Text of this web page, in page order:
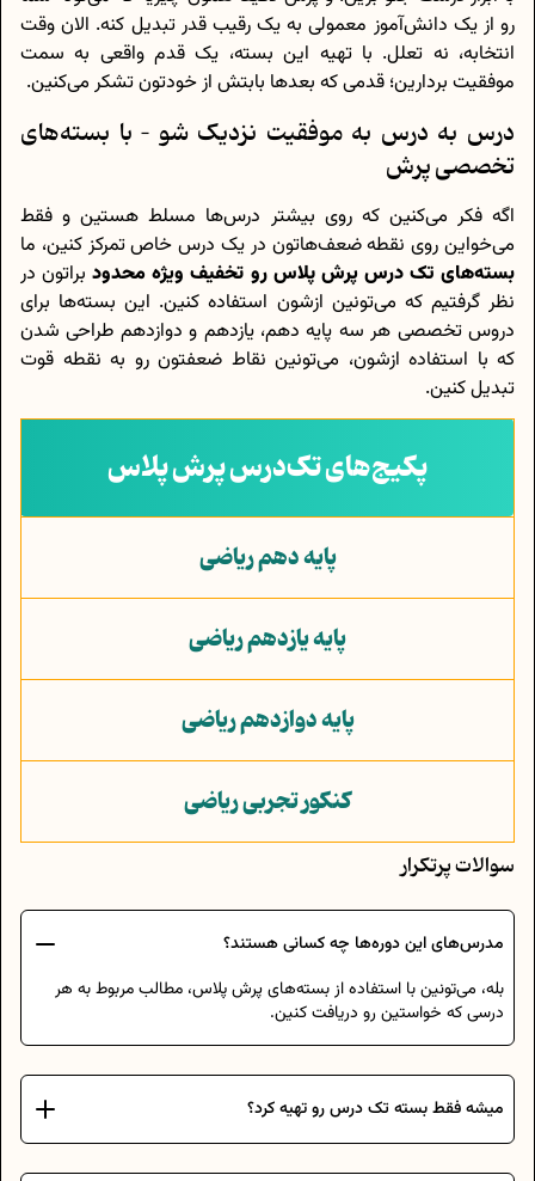
رو از یک دانش‌آموز معمولی به یک رقیب قدر تبدیل کنه. الان وقت
انتخابه، نه تعلل. با تهیه این بسته، یک قدم واقعی به سمت
موفقیت بردارین؛ قدمی که بعدها بابتش از خودتون تشکر می‌کنین.
درس به درس به موفقیت نزدیک شو – با بسته‌های
تخصصی پرش
اگه فکر می‌کنین که روی بیشتر درس‌ها مسلط هستین و فقط
می‌خواین روی نقطه ضعف‌هاتون در یک درس خاص تمرکز کنین، ما
بسته‌های تک درس پرش پلاس رو تخفیف ویژه محدودبراتون در
نظر گرفتیم که می‌تونین ازشون استفاده کنین. این بسته‌ها برای
دروس تخصصی هر سه پایه دهم، یازدهم و دوازدهم طراحی شدن
که با استفاده ازشون، می‌تونین نقاط ضعفتون رو به نقطه قوت
تبدیل کنین.
پکیج‌های تک‌درس پرش پلاس
پایه دهم ریاضی
پایه یازدهم ریاضی
پایه دوازدهم ریاضی
کنکور تجربی ریاضی
سوالات پرتکرار
مدرس‌های این دوره‌ها چه کسانی هستند؟
بله، می‌تونین با استفاده از بسته‌های پرش پلاس، مطالب مربوط به هر
درسی که خواستین رو دریافت کنین.
میشه فقط بسته تک درس رو تهیه کرد؟